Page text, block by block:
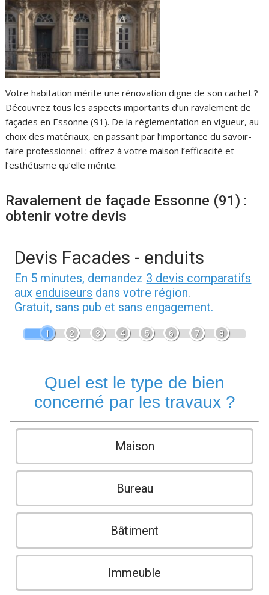
Votre habitation mérite une rénovation digne de son cachet ?
Découvrez tous les aspects importants d’un ravalement de
façades en Essonne (91). De la réglementation en vigueur, au
choix des matériaux, en passant par l’importance du savoir-
faire professionnel : offrez à votre maison l’efficacité et
l’esthétisme qu’elle mérite.
Ravalement de façade Essonne (91) :
obtenir votre devis
Devis Facades - enduits
En 5 minutes, demandez 3 devis comparatifs
aux enduiseurs dans votre région.
Gratuit, sans pub et sans engagement.
1 2 3 4 5 6 7 8
Quel est le type de bien
concerné par les travaux ?
Maison
Bureau
Bâtiment
Immeuble